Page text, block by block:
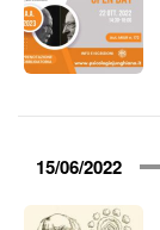
15/06/2022